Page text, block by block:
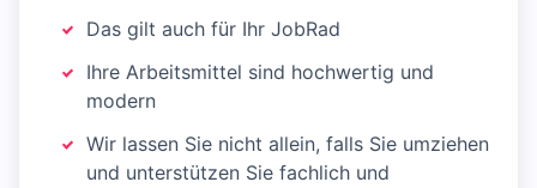
Das gilt auch für Ihr JobRad
Ihre Arbeitsmittel sind hochwertig und
modern
Wir lassen Sie nicht allein, falls Sie umziehen
und unterstützen Sie fachlich und